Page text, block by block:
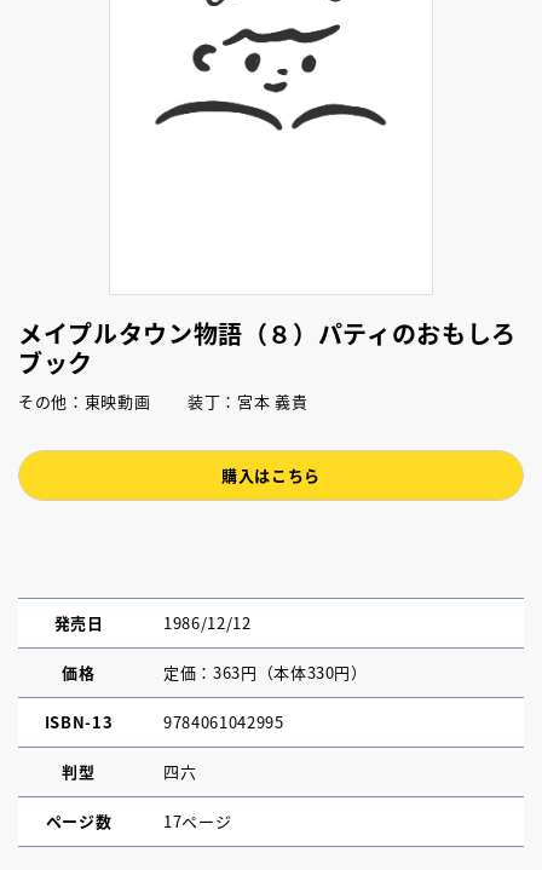
メイプルタウン物語（８）パティのおもしろ
ブック
その他：東映動画 装丁：宮本 義貴
購入はこちら
発売日 1986/12/12
価格 定価：363円（本体330円）
ISBN-13 9784061042995
判型 四六
ページ数 17ページ